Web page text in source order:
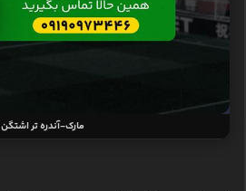
مارک-آندره تر اشتگن